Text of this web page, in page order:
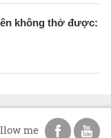
không thở được:
me